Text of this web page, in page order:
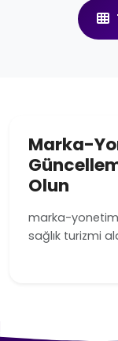
Marka-
Olun
marka-
sağlık turizmi